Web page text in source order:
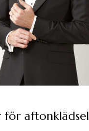
för aftonklädsel